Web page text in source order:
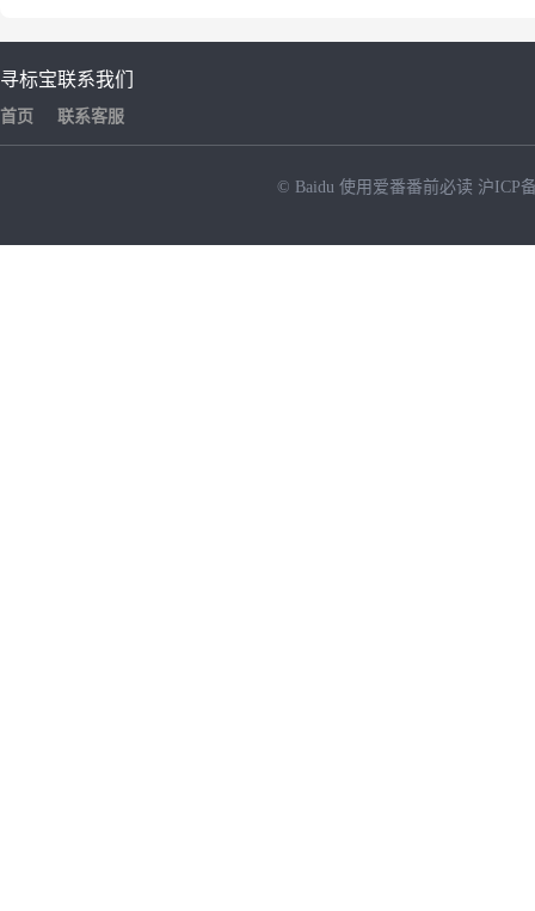
寻标宝
首页
联系我们
联系客服
© Baidu 使用爱番番前必读 沪ICP